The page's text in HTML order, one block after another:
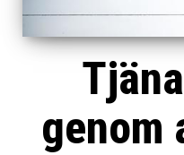
genom